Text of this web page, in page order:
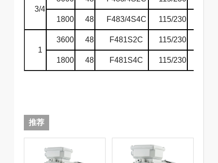
3/4
1800 48 F483/4S4C 115/230
1
3600 48 F481S2C 115/230
1800 48 F481S4C 115/230
推荐